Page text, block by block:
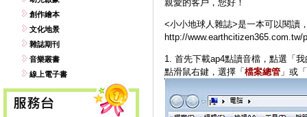
創作繪本
文化地景
雜誌期刊
音樂叢書
線上電子書
親愛的客戶，您好！
<小小地球人雜誌>是一本可以閱讀
http://www.earthcitizen365.com.tw/
1. 首先下載ap4點讀音檔，點選「
點滑鼠右鍵，選擇「 檔案總管 」或「